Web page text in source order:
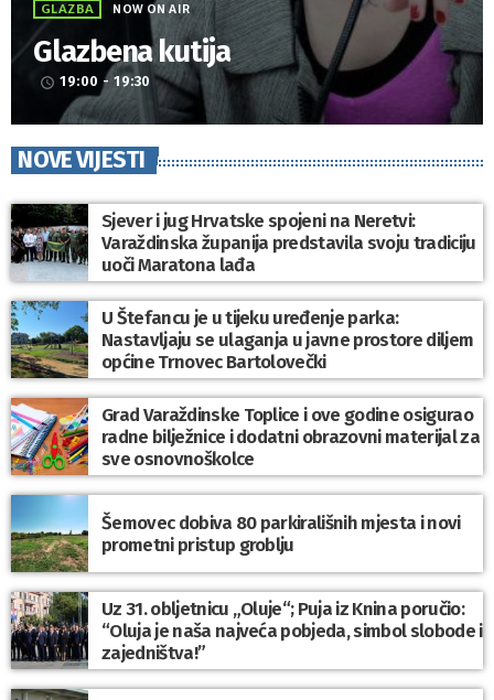
GLAZBA NOW ON AIR
Glazbena kutija
access_time 19:00 - 19:30
NOVE VIJESTI
Sjever i jug Hrvatske spojeni na Neretvi:
Varaždinska županija predstavila svoju tradiciju
uoči Maratona lađa
U Štefancu je u tijeku uređenje parka:
Nastavljaju se ulaganja u javne prostore diljem
općine Trnovec Bartolovečki
Grad Varaždinske Toplice i ove godine osigurao
radne bilježnice i dodatni obrazovni materijal za
sve osnovnoškolce
Šemovec dobiva 80 parkirališnih mjesta i novi
prometni pristup groblju
Uz 31. obljetnicu „Oluje“; Puja iz Knina poručio:
“Oluja je naša najveća pobjeda, simbol slobode i
zajedništva!”